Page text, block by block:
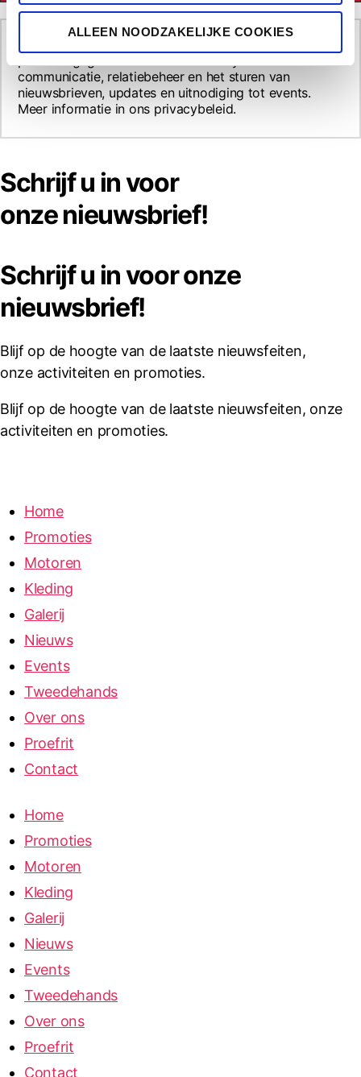
i
e
ALLEEN NOODZAKELIJKE COOKIES
communicatie, relatiebeheer en het sturen van
nieuwsbrieven, updates en uitnodiging tot events.
Meer informatie in ons privacybeleid.
Schrijf u in voor
onze nieuwsbrief!
Schrijf u in voor onze
nieuwsbrief!
Blijf op de hoogte van de laatste nieuwsfeiten,
onze activiteiten en promoties.
Blijf op de hoogte van de laatste nieuwsfeiten, onze
activiteiten en promoties.
Home
Promoties
Motoren
Kleding
Galerij
Nieuws
Events
Tweedehands
Over ons
Proefrit
Contact
Home
Promoties
Motoren
Kleding
Galerij
Nieuws
Events
Tweedehands
Over ons
Proefrit
Contact